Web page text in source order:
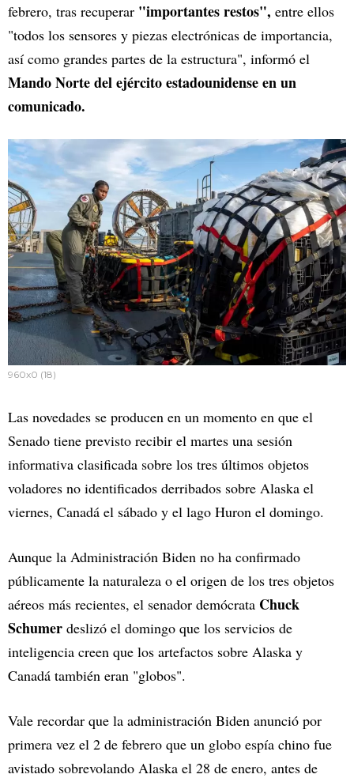
febrero, tras recuperar "importantes restos", entre ellos
"todos los sensores y piezas electrónicas de importancia,
así como grandes partes de la estructura", informó el
Mando Norte del ejército estadounidense en un
comunicado.
960x0 (18)
Las novedades se producen en un momento en que el
Senado tiene previsto recibir el martes una sesión
informativa clasificada sobre los tres últimos objetos
voladores no identificados derribados sobre Alaska el
viernes, Canadá el sábado y el lago Huron el domingo.
Aunque la Administración Biden no ha confirmado
públicamente la naturaleza o el origen de los tres objetos
aéreos más recientes, el senador demócrata Chuck
Schumer deslizó el domingo que los servicios de
inteligencia creen que los artefactos sobre Alaska y
Canadá también eran "globos".
Vale recordar que la administración Biden anunció por
primera vez el 2 de febrero que un globo espía chino fue
avistado sobrevolando Alaska el 28 de enero, antes de